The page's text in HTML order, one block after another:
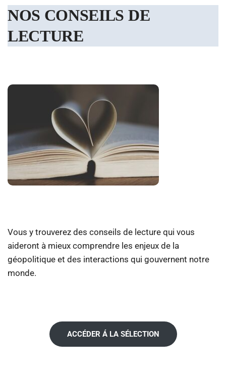
NOS CONSEILS DE
LECTURE
Vous y trouverez des conseils de lecture qui vous
aideront à mieux comprendre les enjeux de la
géopolitique et des interactions qui gouvernent notre
monde.
ACCÉDER Á LA SÉLECTION